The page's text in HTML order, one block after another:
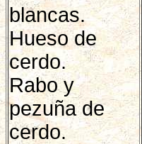
blancas.
Hueso de
cerdo.
Rabo y
pezuña de
cerdo.